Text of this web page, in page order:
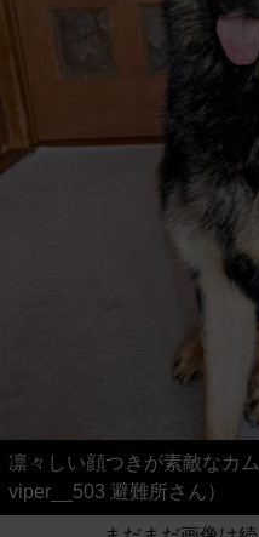
凛々しい顔つきが素敵なカ
viper__503 避難所さん）